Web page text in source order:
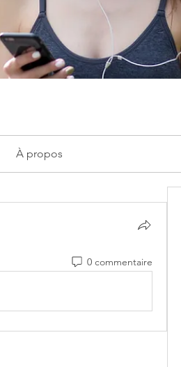
À propos
0 commentaire